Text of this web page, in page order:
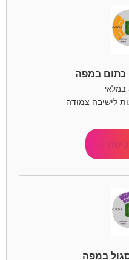
כתום במפה
לישיבה צמודה
>
במפה